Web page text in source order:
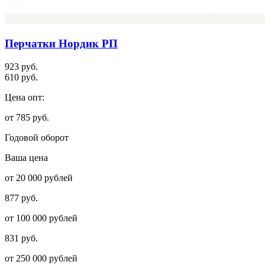
Перчатки Нордик РП
923 руб.
610 руб.
Цена опт:
от 785 руб.
Годовой оборот
Ваша цена
от 20 000 рублей
877 руб.
от 100 000 рублей
831 руб.
от 250 000 рублей